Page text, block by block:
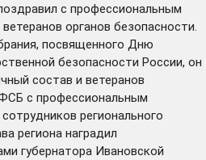
с профессиональным
органов безопасности.
посвященного Дню
безопасности России, он
состав и ветеранов
ФСБ с профессиональным
регионального
региона наградил
губернатора Ивановской